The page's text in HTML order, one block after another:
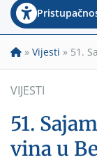
» Vijesti » 51.
VIJESTI
51.
vina u